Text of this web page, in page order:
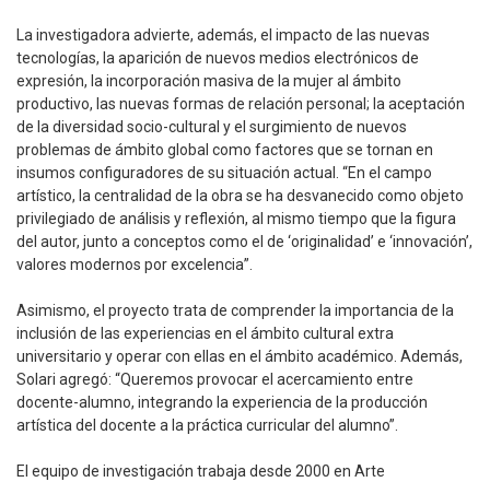
La investigadora advierte, además, el impacto de las nuevas
tecnologías, la aparición de nuevos medios electrónicos de
expresión, la incorporación masiva de la mujer al ámbito
productivo, las nuevas formas de relación personal; la aceptación
de la diversidad socio-cultural y el surgimiento de nuevos
problemas de ámbito global como factores que se tornan en
insumos configuradores de su situación actual. “En el campo
artístico, la centralidad de la obra se ha desvanecido como objeto
privilegiado de análisis y reflexión, al mismo tiempo que la figura
del autor, junto a conceptos como el de ‘originalidad’ e ‘innovación’,
valores modernos por excelencia”.
Asimismo, el proyecto trata de comprender la importancia de la
inclusión de las experiencias en el ámbito cultural extra
universitario y operar con ellas en el ámbito académico. Además,
Solari agregó: “Queremos provocar el acercamiento entre
docente-alumno, integrando la experiencia de la producción
artística del docente a la práctica curricular del alumno”.
El equipo de investigación trabaja desde 2000 en Arte